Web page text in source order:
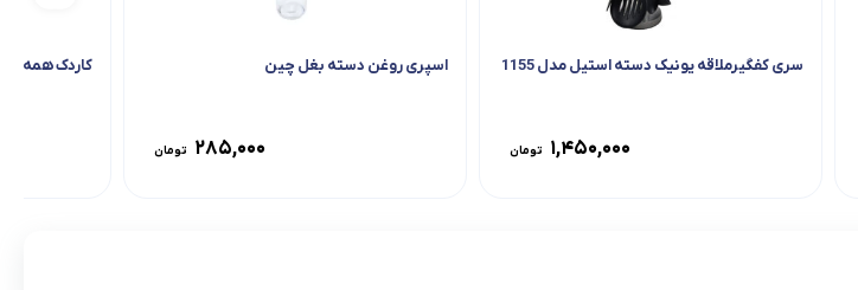
سری کفگیرملاقه یونیک دسته استیل مدل 1155
۱,۴۵۰,۰۰۰ تومان
اسپری روغن دسته بغل چین
۲۸۵,۰۰۰ تومان
کاردک همه